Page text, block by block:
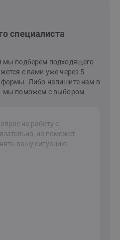
подход, использующий
для развития
со своими
задача — дать вам
бы не твоя боль, что бы ты
жизнью?"
специалиста
мы подберем подходящего
с вами уже через 5
формы. Либо напишите нам в
мы поможем с выбором